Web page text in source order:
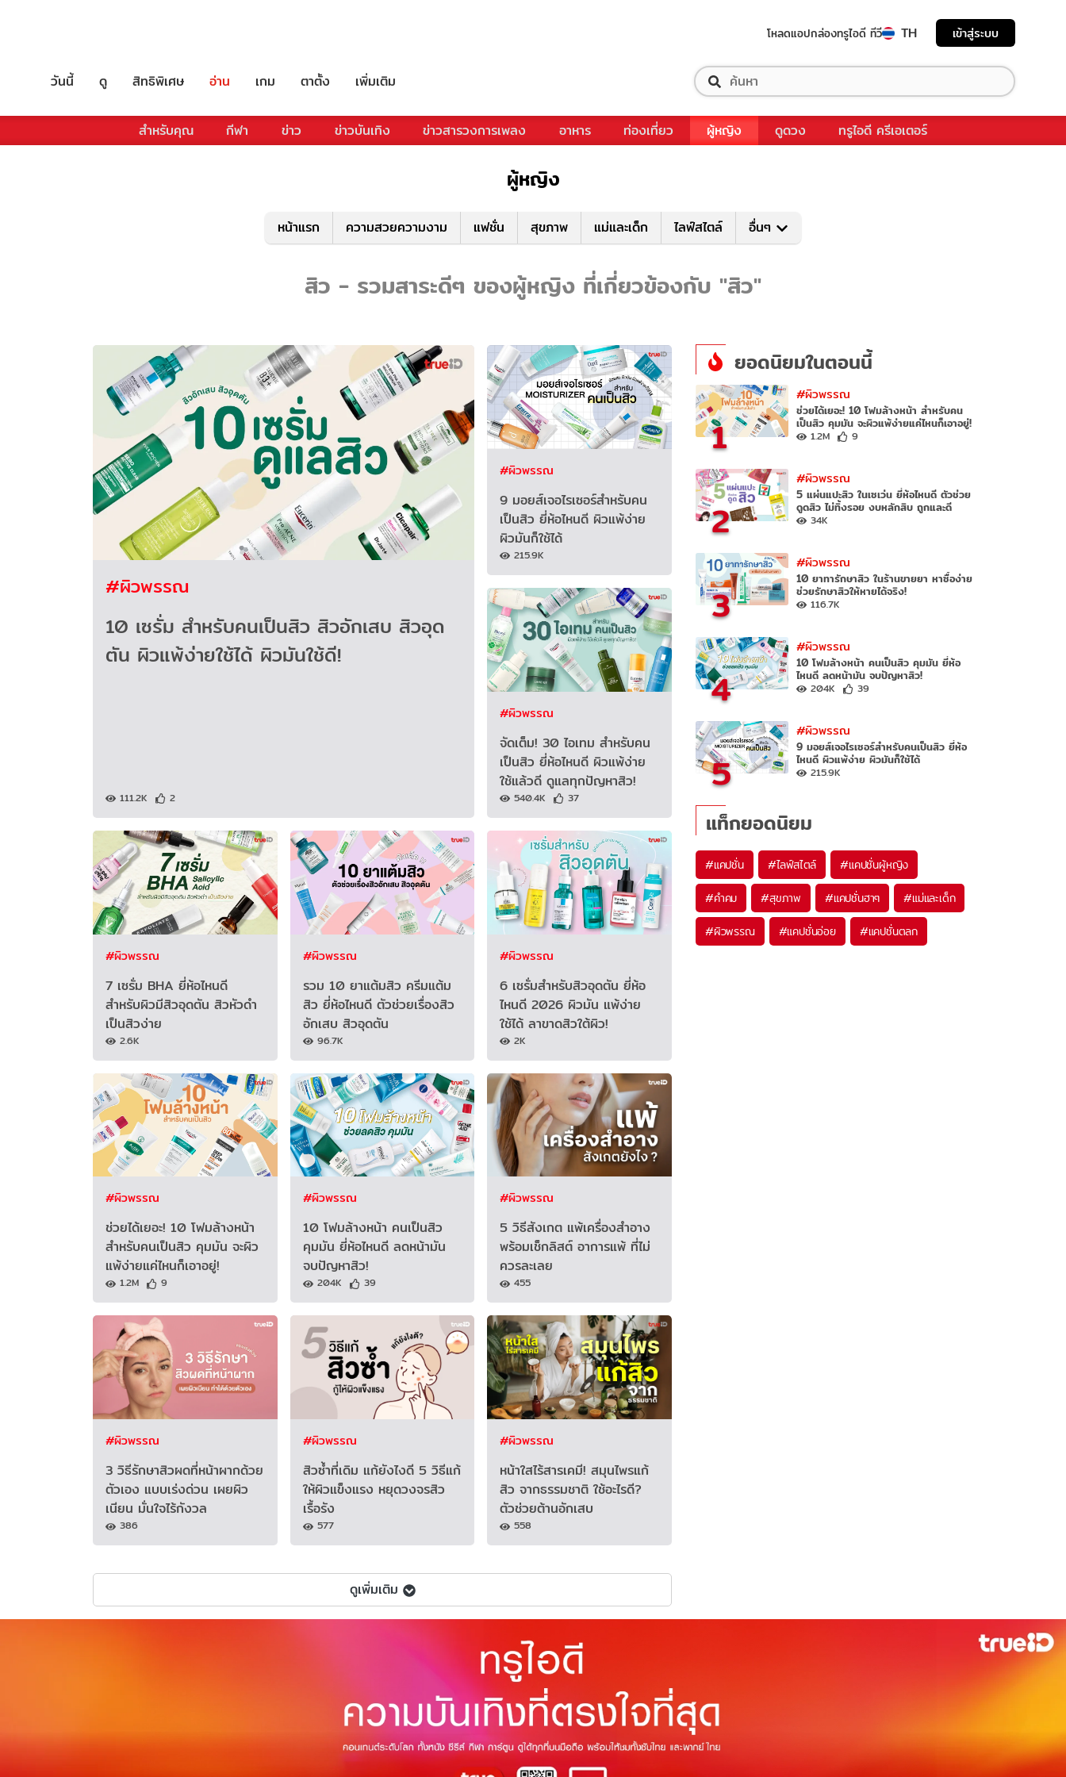
โหลดแอปกล่องทรูไอดี ทีวี TH เข้าสู่ระบบ
วันนี้ ดู สิทธิพิเศษ อ่าน เกม ตาตั้ง เพิ่มเติม
สำหรับคุณ กีฬา ข่าว ข่าวบันเทิง ข่าวสารวงการเพลง อาหาร ท่องเที่ยว ผู้หญิง ดูดวง ทรูไอดี ครีเอเตอร์
ผู้หญิง
หน้าแรก ความสวยความงาม แฟชั่น สุขภาพ แม่และเด็ก ไลฟ์สไตล์ อื่นๆ
สิว - รวมสาระดีๆ ของผู้หญิง ที่เกี่ยวข้องกับ "สิว"
#ผิวพรรณ
10 เซรั่ม สำหรับคนเป็นสิว สิวอักเสบ สิวอุด
ตัน ผิวแพ้ง่ายใช้ได้ ผิวมันใช้ดี!
111.2K 2
#ผิวพรรณ
9 มอยส์เจอไรเซอร์สำหรับคน
เป็นสิว ยี่ห้อไหนดี ผิวแพ้ง่าย
ผิวมันก็ใช้ได้
215.9K
#ผิวพรรณ
จัดเต็ม! 30 ไอเทม สำหรับคน
เป็นสิว ยี่ห้อไหนดี ผิวแพ้ง่าย
ใช้แล้วดี ดูแลทุกปัญหาสิว!
540.4K 37
#ผิวพรรณ
7 เซรั่ม BHA ยี่ห้อไหนดี
สำหรับผิวมีสิวอุดตัน สิวหัวดำ
เป็นสิวง่าย
2.6K
#ผิวพรรณ
รวม 10 ยาแต้มสิว ครีมแต้ม
สิว ยี่ห้อไหนดี ตัวช่วยเรื่องสิว
อักเสบ สิวอุดตัน
96.7K
#ผิวพรรณ
6 เซรั่มสำหรับสิวอุดตัน ยี่ห้อ
ไหนดี 2026 ผิวมัน แพ้ง่าย
ใช้ได้ ลาขาดสิวใต้ผิว!
2K
#ผิวพรรณ
ช่วยได้เยอะ! 10 โฟมล้างหน้า
สำหรับคนเป็นสิว คุมมัน จะผิว
แพ้ง่ายแค่ไหนก็เอาอยู่!
1.2M 9
#ผิวพรรณ
10 โฟมล้างหน้า คนเป็นสิว
คุมมัน ยี่ห้อไหนดี ลดหน้ามัน
จบปัญหาสิว!
204K 39
#ผิวพรรณ
5 วิธีสังเกต แพ้เครื่องสำอาง
พร้อมเช็กลิสต์ อาการแพ้ ที่ไม่
ควรละเลย
455
#ผิวพรรณ
3 วิธีรักษาสิวผดที่หน้าผากด้วย
ตัวเอง แบบเร่งด่วน เผยผิว
เนียน มั่นใจไร้กังวล
386
#ผิวพรรณ
สิวซ้ำที่เดิม แก้ยังไงดี 5 วิธีแก้
ให้ผิวแข็งแรง หยุดวงจรสิว
เรื้อรัง
577
#ผิวพรรณ
หน้าใสไร้สารเคมี! สมุนไพรแก้
สิว จากธรรมชาติ ใช้อะไรดี?
ตัวช่วยต้านอักเสบ
558
ดูเพิ่มเติม
ยอดนิยมในตอนนี้
1
#ผิวพรรณ
ช่วยได้เยอะ! 10 โฟมล้างหน้า สำหรับคน
เป็นสิว คุมมัน จะผิวแพ้ง่ายแค่ไหนก็เอาอยู่!
1.2M 9
2
#ผิวพรรณ
5 แผ่นแปะสิว ในเซเว่น ยี่ห้อไหนดี ตัวช่วย
ดูดสิว ไม่ทิ้งรอย งบหลักสิบ ถูกและดี
34K
3
#ผิวพรรณ
10 ยาทารักษาสิว ในร้านขายยา หาซื้อง่าย
ช่วยรักษาสิวให้หายได้จริง!
116.7K
4
#ผิวพรรณ
10 โฟมล้างหน้า คนเป็นสิว คุมมัน ยี่ห้อ
ไหนดี ลดหน้ามัน จบปัญหาสิว!
204K 39
5
#ผิวพรรณ
9 มอยส์เจอไรเซอร์สำหรับคนเป็นสิว ยี่ห้อ
ไหนดี ผิวแพ้ง่าย ผิวมันก็ใช้ได้
215.9K
แท็กยอดนิยม
#แคปชั่น #ไลฟ์สไตล์ #แคปชั่นผู้หญิง
#คำคม #สุขภาพ #แคปชั่นฮาๆ #แม่และเด็ก
#ผิวพรรณ #แคปชั่นอ่อย #แคปชั่นตลก